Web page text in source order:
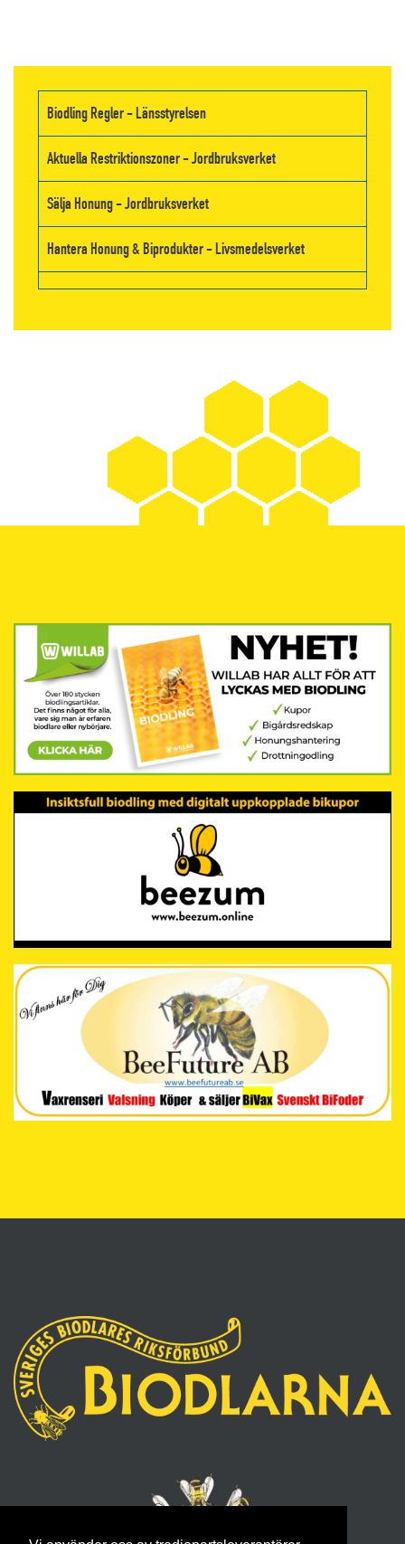
Biodling Regler - Länsstyrelsen
Aktuella Restriktionszoner - Jordbruksverket
Sälja Honung - Jordbruksverket
Hantera Honung & Biprodukter - Livsmedelsverket